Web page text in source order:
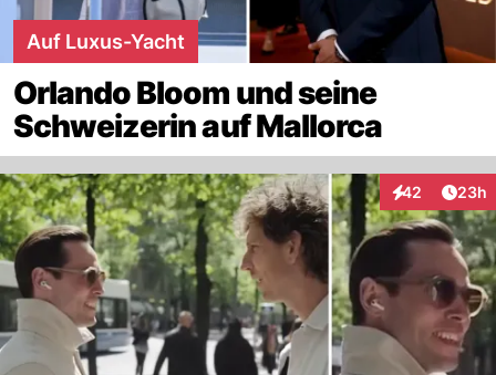
Auf Luxus-Yacht
Orlando Bloom und seine
Schweizerin auf Mallorca
42
Interaktionen
23h